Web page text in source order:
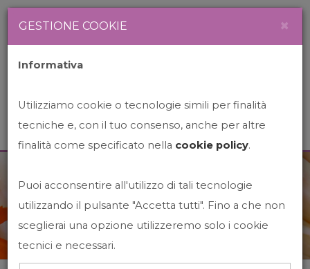
News&Events
GESTIONE COOKIE ×
Informativa
Utilizziamo cookie o tecnologie simili per finalità
tecniche e, con il tuo consenso, anche per altre
finalità come specificato nella cookie policy.
Puoi acconsentire all'utilizzo di tali tecnologie
utilizzando il pulsante "Accetta tutti". Fino a che non
sceglierai una opzione utilizzeremo solo i cookie
tecnici e necessari.